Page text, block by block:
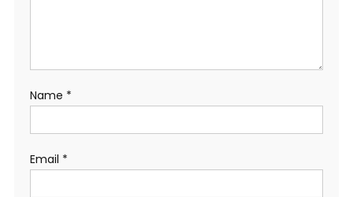
Name *
Email *